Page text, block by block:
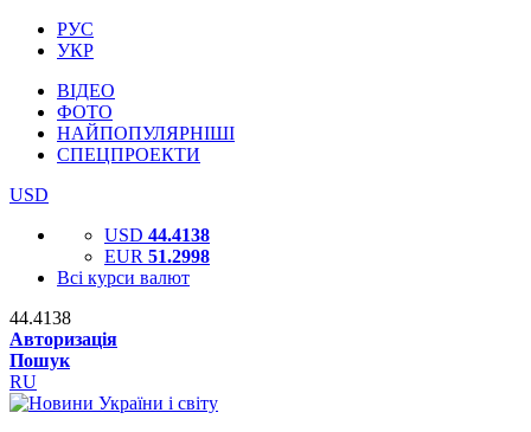
РУС
УКР
ВІДЕО
ФОТО
НАЙПОПУЛЯРНІШІ
СПЕЦПРОЕКТИ
USD
USD 44.4138
EUR 51.2998
Всі курси валют
44.4138
Авторизація
Пошук
RU